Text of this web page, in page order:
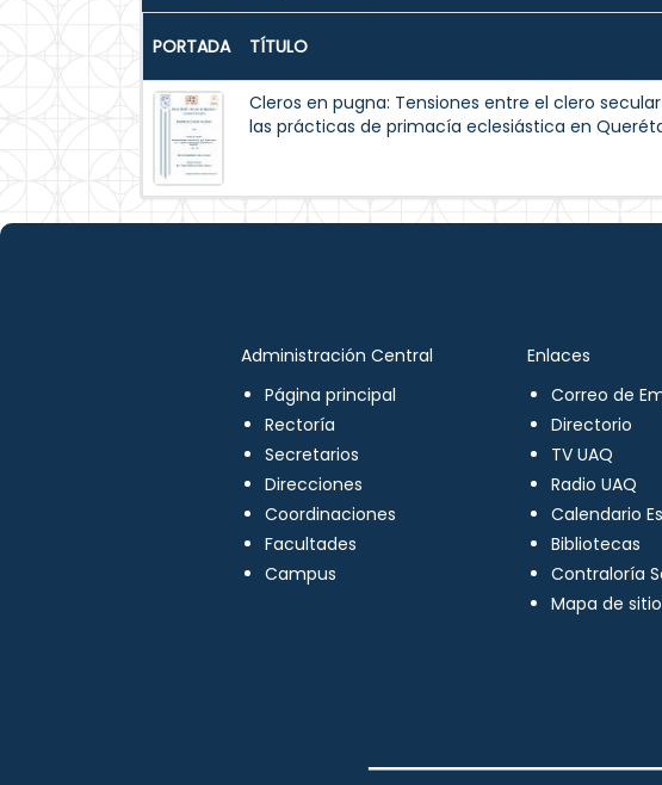
PORTADA TÍTULO
Cleros en pugna: Tensiones entre el clero
las prácticas de primacía eclesiástica en
Administración Central
Página principal
Rectoría
Secretarios
Direcciones
Coordinaciones
Facultades
Campus
Enlaces
Correo de
Directorio
TV UAQ
Radio UAQ
Calendario
Bibliotecas
Contraloría
Mapa de sitio